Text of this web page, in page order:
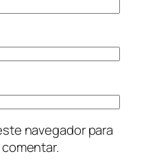
navegador para